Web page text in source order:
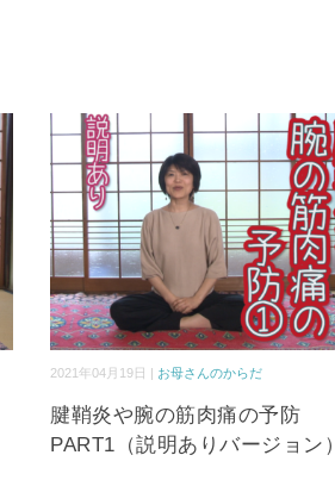
2021年04月19日 | お母さんのからだ
腱鞘炎や腕の筋肉痛の予防
PART1（説明ありバージョン）